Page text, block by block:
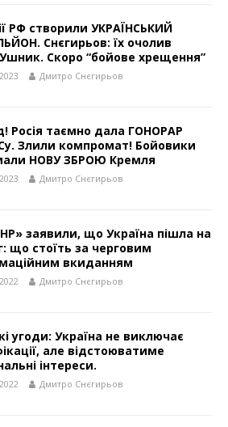
РФ створили УКРАЇНСЬКИЙ
Снєгирьов: їх очолив
Скоро “бойове хрещення”
Дмитро Снєгирьов
Росія таємно дала ГОНОРАР
Злили компромат! Бойовики
НОВУ ЗБРОЮ Кремля
Дмитро Снєгирьов
заявили, що Україна пішла на
що стоїть за черговим
вкиданням
Дмитро Снєгирьов
угоди: Україна не виключає
але відстоюватиме
інтереси.
Дмитро Снєгирьов